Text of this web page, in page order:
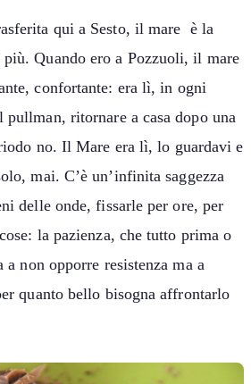
qui a Sesto, il mare è la
Quando ero a Pozzuoli, il mare
confortante: era lì, in ogni
pullman, ritornare a casa dopo una
no. Il Mare era lì, lo guardavi e
mai. C’è un’infinita saggezza
delle onde, fissarle per ore, per
la pazienza, che tutto prima o
non opporre resistenza ma a
quanto bello bisogna affrontarlo